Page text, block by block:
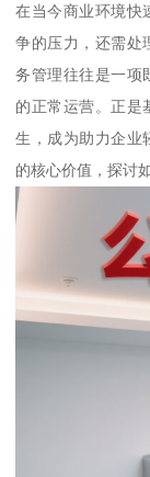
在当今商业环境快
争的压力，还需处
务管理往往是一项
的正常运营。正是
生，成为助力企业
的核心价值，探讨